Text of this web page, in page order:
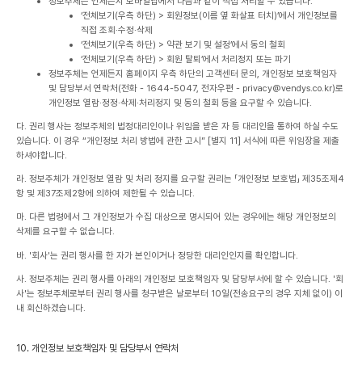
‘전체보기(우측 하단) > 회원정보(이름 옆 화살표 터치)’에서 개인정보를
직접 조회·수정·삭제
‘전체보기(우측 하단) > 약관 보기 및 설정’에서 동의 철회
‘전체보기(우측 하단) > 회원 탈퇴’에서 처리정지 또는 파기
정보주체는 언제든지 홈페이지 우측 하단의 고객센터 문의, 개인정보 보호책임자
및 담당부서 연락처(전화 - 1644-5047, 전자우편 - privacy@vendys.co.kr)로
개인정보 열람·정정·삭제·처리정지 및 동의 철회 등을 요구할 수 있습니다.
다. 권리 행사는 정보주체의 법정대리인이나 위임을 받은 자 등 대리인을 통하여 하실 수도
있습니다. 이 경우 “개인정보 처리 방법에 관한 고시” [별지 11] 서식에 따른 위임장을 제출
하셔야합니다.
라. 정보주체가 개인정보 열람 및 처리 정지를 요구할 권리는 「개인정보 보호법」 제35조제4
항 및 제37조제2항에 의하여 제한될 수 있습니다.
마. 다른 법령에서 그 개인정보가 수집 대상으로 명시되어 있는 경우에는 해당 개인정보의
삭제를 요구할 수 없습니다.
바. '회사'는 권리 행사를 한 자가 본인이거나 정당한 대리인인지를 확인합니다.
사. 정보주체는 권리 행사를 아래의 개인정보 보호책임자 및 담당부서에 할 수 있습니다. '회
사'는 정보주체로부터 권리 행사를 청구받은 날로부터 10일(전송요구의 경우 지체 없이) 이
내 회신하겠습니다.
10. 개인정보 보호책임자 및 담당부서 연락처